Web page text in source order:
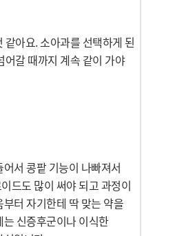
아요. 소아과를 선택하게 된
갈 때까지 계속 같이 가야
서 콩팥 기능이 나빠져서
드도 많이 써야 되고 과정이
터 자기한테 딱 맞는 약을
신증후군이나 이식한